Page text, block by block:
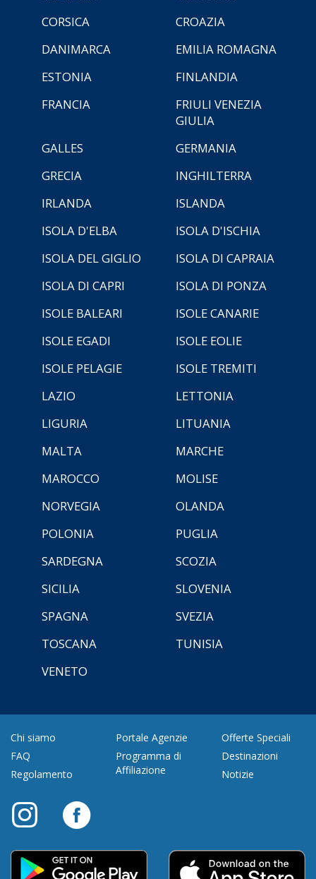
CORSICA
CROAZIA
DANIMARCA
EMILIA ROMAGNA
ESTONIA
FINLANDIA
FRANCIA
FRIULI VENEZIA
GIULIA
GALLES
GERMANIA
GRECIA
INGHILTERRA
IRLANDA
ISLANDA
ISOLA D'ELBA
ISOLA D'ISCHIA
ISOLA DEL GIGLIO
ISOLA DI CAPRAIA
ISOLA DI CAPRI
ISOLA DI PONZA
ISOLE BALEARI
ISOLE CANARIE
ISOLE EGADI
ISOLE EOLIE
ISOLE PELAGIE
ISOLE TREMITI
LAZIO
LETTONIA
LIGURIA
LITUANIA
MALTA
MARCHE
MAROCCO
MOLISE
NORVEGIA
OLANDA
POLONIA
PUGLIA
SARDEGNA
SCOZIA
SICILIA
SLOVENIA
SPAGNA
SVEZIA
TOSCANA
TUNISIA
VENETO
Chi siamo
FAQ
Regolamento
Portale Agenzie
Programma di
Affiliazione
Offerte Speciali
Destinazioni
Notizie